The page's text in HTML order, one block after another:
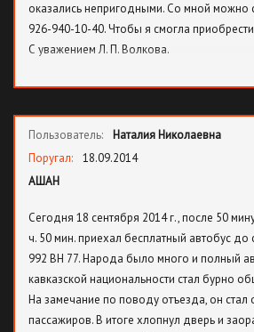
оказались непригодными. Со мной можно
926-940-10-40. Чтобы я смогла
С уважением Л. П. Волкова.
Пользователь:
Наталия Николаевна
Поругал:
18.09.2014
АШАН
Сегодня 18 сентября 2014 г., после 50
ч. 50 мин. приехал бесплатный автобус
992 ВН 77. Народа было много и полный
кавказской национальности стал бурно
На замечание по поводу отъезда, он стал
пассажиров. В итоге хлопнул дверь и